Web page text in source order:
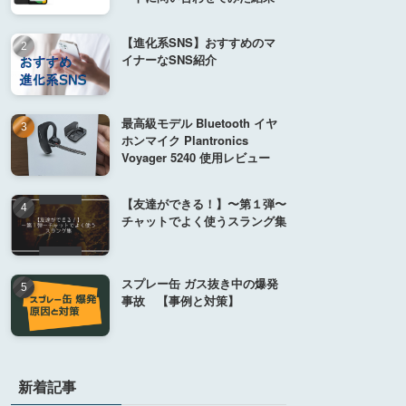
【進化系SNS】おすすめのマ
イナーなSNS紹介
最高級モデル Bluetooth イヤ
ホンマイク Plantronics
Voyager 5240 使用レビュー
【友達ができる！】〜第１弾〜
チャットでよく使うスラング集
スプレー缶 ガス抜き中の爆発
事故 【事例と対策】
新着記事